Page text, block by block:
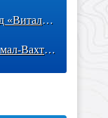
Сводный поисковый отряд «Виталис» - участник всероссийской Вахты
Поисковая экспедиция «Ямал-Вахта Памяти 2017»